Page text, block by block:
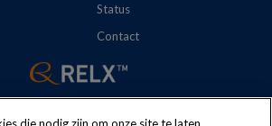
Status
Contact